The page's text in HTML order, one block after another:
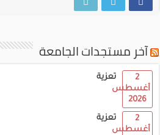
آخر مستجدات الجامعة
تعزية
2
أغسطس
2026
تعزية
2
أغسطس